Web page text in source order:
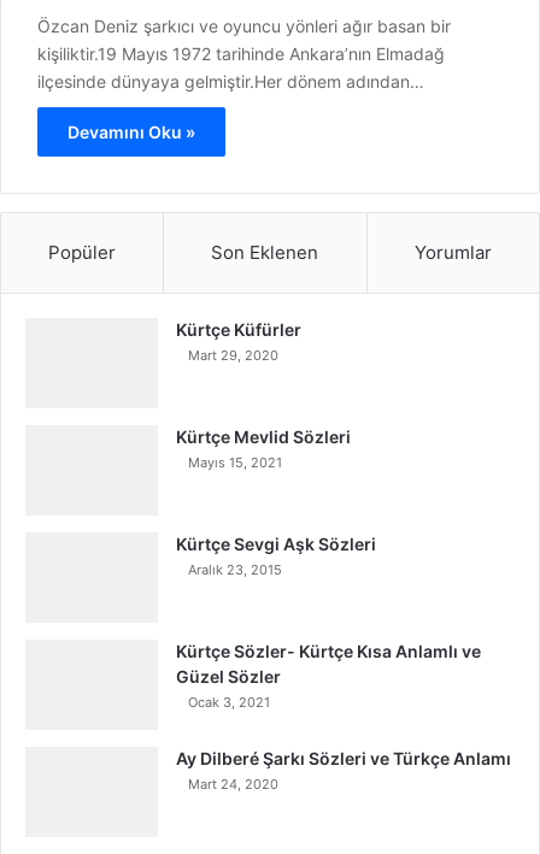
Özcan Deniz şarkıcı ve oyuncu yönleri ağır basan bir
kişiliktir.19 Mayıs 1972 tarihinde Ankara’nın Elmadağ
ilçesinde dünyaya gelmiştir.Her dönem adından…
Devamını Oku »
Popüler Son Eklenen Yorumlar
Kürtçe Küfürler
Mart 29, 2020
Kürtçe Mevlid Sözleri
Mayıs 15, 2021
Kürtçe Sevgi Aşk Sözleri
Aralık 23, 2015
Kürtçe Sözler- Kürtçe Kısa Anlamlı ve
Güzel Sözler
Ocak 3, 2021
Ay Dilberé Şarkı Sözleri ve Türkçe Anlamı
Mart 24, 2020